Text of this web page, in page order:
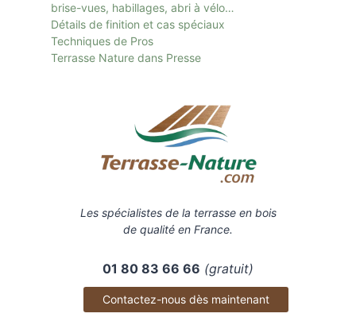
brise-vues, habillages, abri à vélo…
Détails de finition et cas spéciaux
Techniques de Pros
Terrasse Nature dans Presse
Les spécialistes de la terrasse en bois
de qualité en France.
01 80 83 66 66 (gratuit)
Contactez-nous dès maintenant